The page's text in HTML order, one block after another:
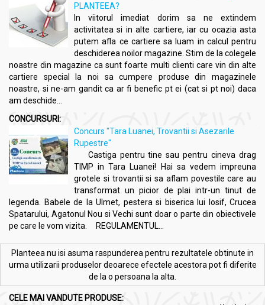
PLANTEEA?
In viitorul imediat dorim sa ne extindem
activitatea si in alte cartiere, iar cu ocazia asta
putem afla ce cartiere sa luam in calcul pentru
deschiderea noilor magazine. Stim de la colegele
noastre din magazine ca sunt foarte multi clienti care vin din alte
cartiere special la noi sa cumpere produse din magazinele
noastre, si ne-am gandit ca ar fi benefic pt ei (cat si pt noi) daca
am deschide...
CONCURSURI:
Concurs "Tara Luanei, Trovantii si Asezarile
Rupestre"
Castiga pentru tine sau pentru cineva drag
TIMP in Tara Luanei! Hai sa vedem impreuna
grotele si trovantii si sa aflam povestile care au
transformat un picior de plai intr-un tinut de
legenda. Babele de la Ulmet, pestera si biserica lui Iosif, Crucea
Spatarului, Agatonul Nou si Vechi sunt doar o parte din obiectivele
pe care le vom vizita. REGULAMENTUL...
Planteea nu isi asuma raspunderea pentru rezultatele obtinute in
urma utilizarii produselor deoarece efectele acestora pot fi diferite
de la o persoana la alta.
CELE MAI VANDUTE PRODUSE: